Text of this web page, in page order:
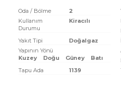
Oda / Bölme 2
Kullanım
Durumu
Kiracılı
Yakıt Tipi
Doğalgaz
Yapının Yönü
Kuzey
Doğu Güney Batı
Tapu Ada
1139